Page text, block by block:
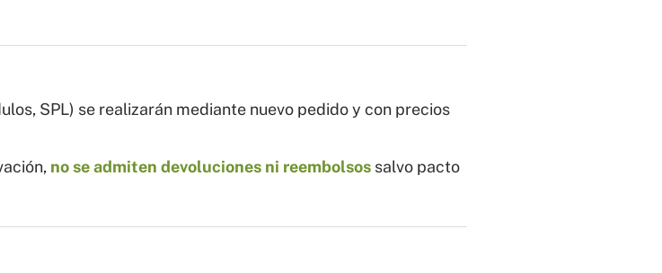
SPL) se realizarán mediante nuevo pedido y con precios
no se admiten devoluciones ni reembolsos salvo pacto